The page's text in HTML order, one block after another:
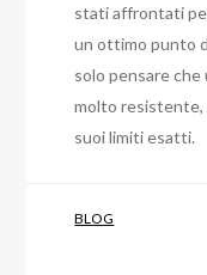
stati affrontati
un ottimo punto
solo pensare
molto resistente,
suoi limiti esatti.
BLOG